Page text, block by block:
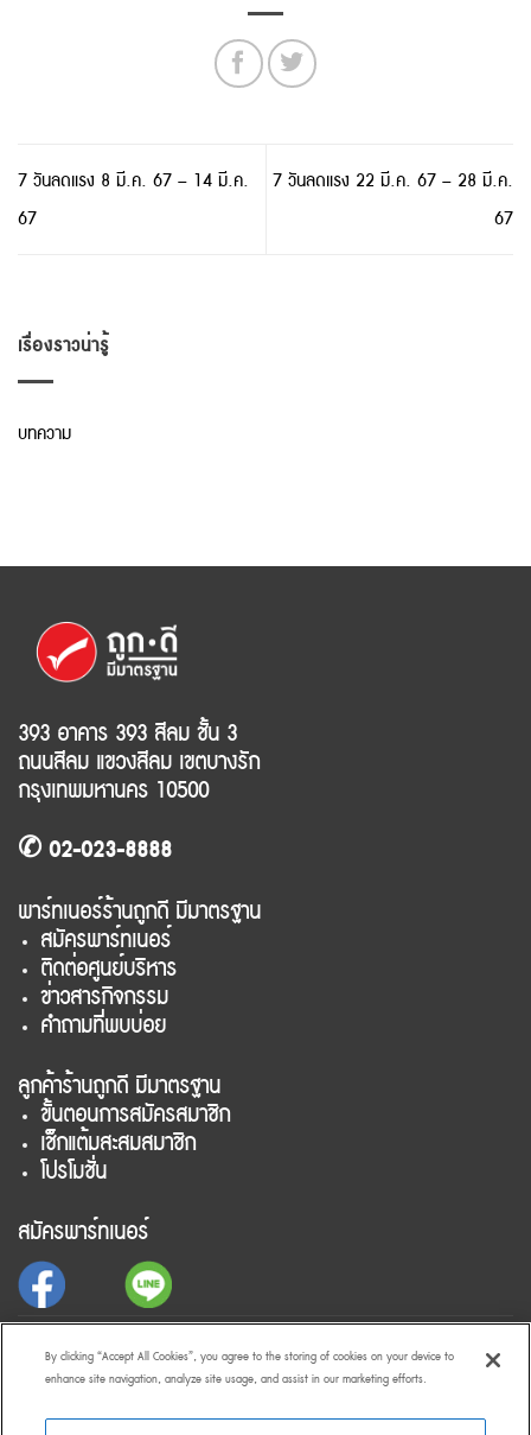
7 วันลดแรง 8 มี.ค. 67 – 14 มี.ค.
67
7 วันลดแรง 22 มี.ค. 67 – 28 มี.ค.
67
เรื่องราวน่ารู้
บทความ
393 อาคาร 393 สีลม ชั้น 3
ถนนสีลม แขวงสีลม เขตบางรัก
กรุงเทพมหานคร 10500
✆ 02-023-8888
พาร์ทเนอร์ร้านถูกดี มีมาตรฐาน
สมัครพาร์ทเนอร์
ติดต่อศูนย์บริหาร
ข่าวสารกิจกรรม
คำถามที่พบบ่อย
ลูกค้าร้านถูกดี มีมาตรฐาน
ขั้นตอนการสมัครสมาชิก
เช็กแต้มสะสมสมาชิก
โปรโมชั่น
สมัครพาร์ทเนอร์
By clicking “Accept All Cookies”, you agree to the storing of cookies on your device to
enhance site navigation, analyze site usage, and assist in our marketing efforts.